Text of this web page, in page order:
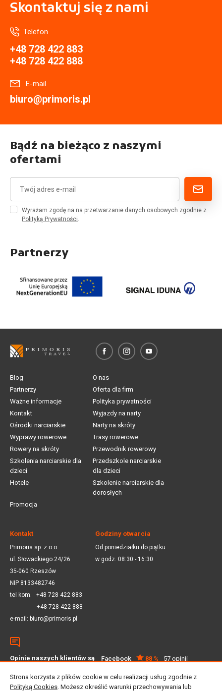
Skontaktuj się z nami
Telefon
+48 728 422 883
+48 728 422 888
E-mail
biuro@primoris.pl
Bądź na bieżąco z naszymi
ofertami
Wyrażam zgodę na na przetwarzanie danych osobowych zgodnie z
Polityką Prywatności.
Partnerzy
Blog
O nas
Partnerzy
Oferta dla firm
Ważne informacje
Polityka prywatności
Kontakt
Wyjazdy na narty
Ośrodki narciarskie
Narty na skróty
Wyprawy rowerowe
Trasy rowerowe
Rowery na skróty
Przewodnik rowerowy
Szkolenia narciarskie dla
dzieci
Przedszkole narciarskie
dla dzieci
Hotele
Szkolenie narciarskie dla
dorosłych
Promocja
Kontakt
Primoris sp. z o.o.
ul. Słowackiego 24/26
35-060 Rzeszów
NIP 8133482746
tel kom. +48 728 422 883
+48 728 422 888
e-mail: biuro@primoris.pl
Godziny otwarcia
Od poniedziałku do piątku
w godz. 08:30 - 16:30
Opinie naszych klientów są
Facebook 88 %
57 opinii
Strona korzysta z plików cookie w celu realizacji usług zgodnie z
Polityką Cookies. Możesz określić warunki przechowywania lub